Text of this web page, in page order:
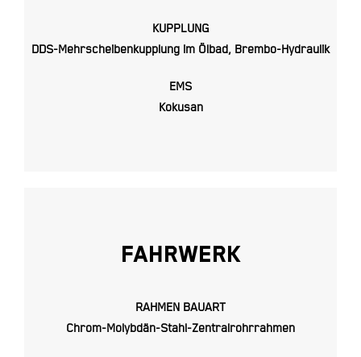
KUPPLUNG
DDS-Mehrscheibenkupplung im Ölbad, Brembo-Hydraulik
EMS
Kokusan
FAHRWERK
RAHMEN BAUART
Chrom-Molybdän-Stahl-Zentralrohrrahmen